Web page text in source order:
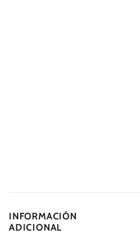
INFORMACIÓN
ADICIONAL